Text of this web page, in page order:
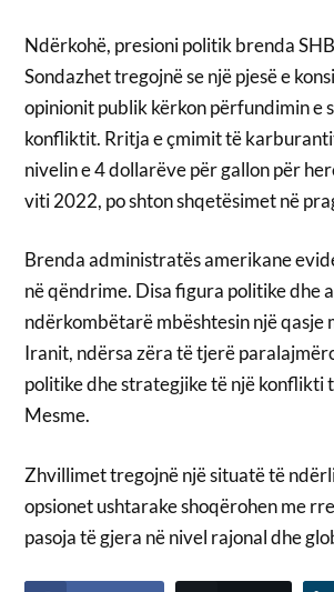
Ndërkohë, presioni politik brenda
Sondazhet tregojnë se një pjesë e
opinionit publik kërkon përfundimin e
konfliktit. Rritja e çmimit të
nivelin e 4 dollarëve për gallon për
viti 2022, po shton shqetësimet në
Brenda administratës amerikane
në qëndrime. Disa figura politike dhe
ndërkombëtarë mbështesin një qasje
Iranit, ndërsa zëra të tjerë
politike dhe strategjike të një konflikti
Mesme.
Zhvillimet tregojnë një situatë të
opsionet ushtarake shoqërohen me
pasoja të gjera në nivel rajonal dhe